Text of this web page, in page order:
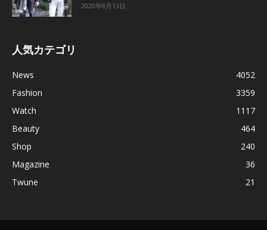
2020年8月13日
人気カテゴリ
News
4052
Fashion
3359
Watch
1117
Beauty
464
Shop
240
Magazine
36
Twune
21